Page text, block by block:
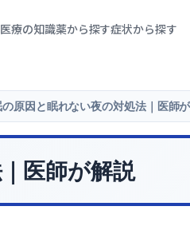
医療の知識薬から探す症状から探す
原因と眠れない夜の対処法｜医師
医師が解説